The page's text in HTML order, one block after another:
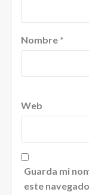
Nombre *
Web
Guarda mi
este